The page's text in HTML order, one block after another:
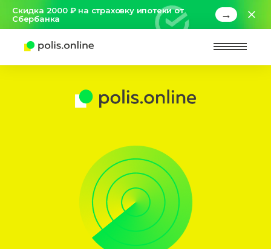
Скидка 2000 ₽ на страховку ипотеки от
Сбербанка
→